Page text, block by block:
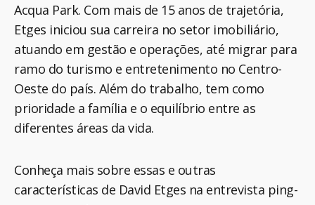
Acqua Park. Com mais de 15 anos de trajetória,
Etges iniciou sua carreira no setor imobiliário,
atuando em gestão e operações, até migrar para
ramo do turismo e entretenimento no Centro-
Oeste do país. Além do trabalho, tem como
prioridade a família e o equilíbrio entre as
diferentes áreas da vida.
Conheça mais sobre essas e outras
características de David Etges na entrevista ping-